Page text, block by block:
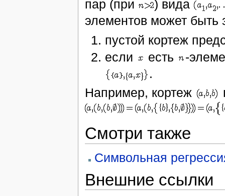
пар (при
) вида
элементов может быть
пустой кортеж
если
есть
-
.
Например, кортеж
Смотри также
Символьная
Внешние ссылки